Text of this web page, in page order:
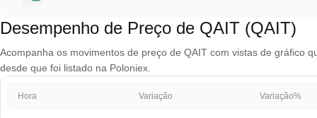
Desempenho de Preço de QAIT (QAIT)
Acompanha os movimentos de preço de QAIT com vistas de gráfico
desde que foi listado na Poloniex.
Hora Variação Variação%